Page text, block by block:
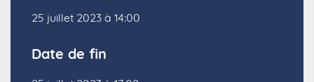
25 juillet 2023 à 14:00
Date de fin